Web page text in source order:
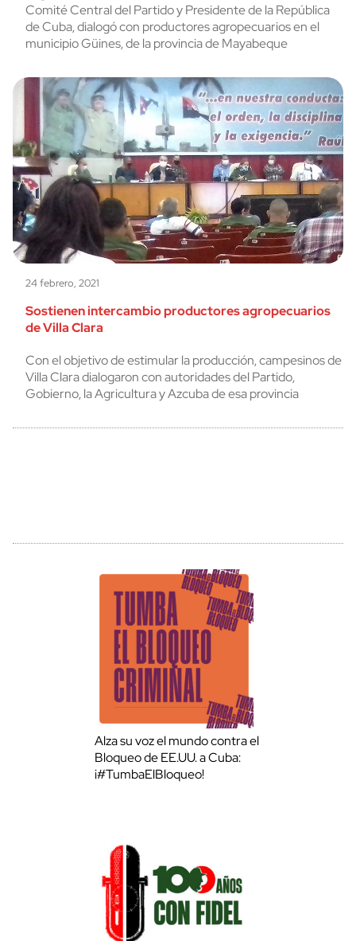
Comité Central del Partido y Presidente de la República
de Cuba, dialogó con productores agropecuarios en el
municipio Güines, de la provincia de Mayabeque
24 febrero, 2021
Sostienen intercambio productores agropecuarios
de Villa Clara
Con el objetivo de estimular la producción, campesinos de
Villa Clara dialogaron con autoridades del Partido,
Gobierno, la Agricultura y Azcuba de esa provincia
Alza su voz el mundo contra el
Bloqueo de EE.UU. a Cuba:
¡#TumbaElBloqueo!